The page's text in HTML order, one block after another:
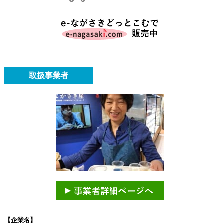
取扱事業者
【企業名】